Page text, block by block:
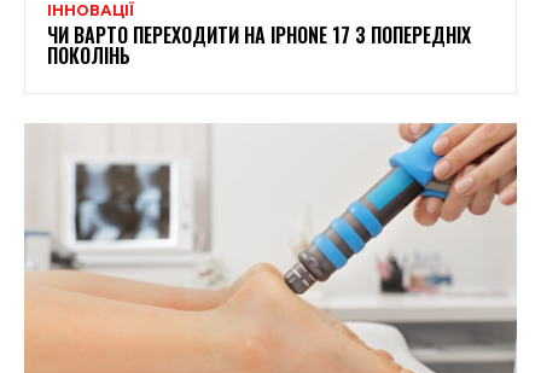
ІННОВАЦІЇ
ЧИ ВАРТО ПЕРЕХОДИТИ НА IPHONE 17 З ПОПЕРЕДНІХ
ПОКОЛІНЬ